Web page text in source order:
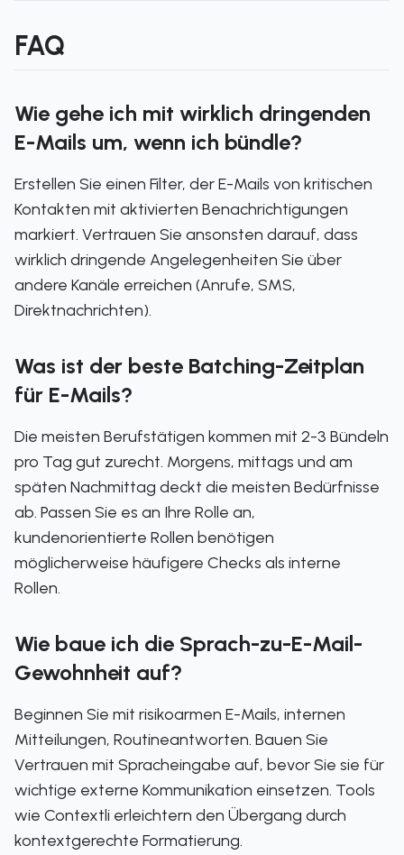
FAQ
Wie gehe ich mit wirklich dringenden
E-Mails um, wenn ich bündle?
Erstellen Sie einen Filter, der E-Mails von kritischen
Kontakten mit aktivierten Benachrichtigungen
markiert. Vertrauen Sie ansonsten darauf, dass
wirklich dringende Angelegenheiten Sie über
andere Kanäle erreichen (Anrufe, SMS,
Direktnachrichten).
Was ist der beste Batching-Zeitplan
für E-Mails?
Die meisten Berufstätigen kommen mit 2-3 Bündeln
pro Tag gut zurecht. Morgens, mittags und am
späten Nachmittag deckt die meisten Bedürfnisse
ab. Passen Sie es an Ihre Rolle an,
kundenorientierte Rollen benötigen
möglicherweise häufigere Checks als interne
Rollen.
Wie baue ich die Sprach-zu-E-Mail-
Gewohnheit auf?
Beginnen Sie mit risikoarmen E-Mails, internen
Mitteilungen, Routineantworten. Bauen Sie
Vertrauen mit Spracheingabe auf, bevor Sie sie für
wichtige externe Kommunikation einsetzen. Tools
wie Contextli erleichtern den Übergang durch
kontextgerechte Formatierung.